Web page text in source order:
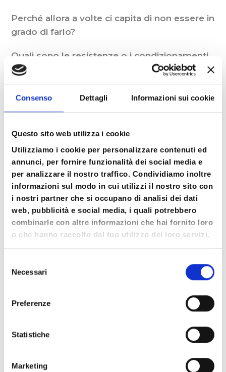
Consenso Dettagli Informazioni sui cookie
Questo sito web utilizza i cookie
Utilizziamo i cookie per personalizzare contenuti ed
annunci, per fornire funzionalità dei social media e
per analizzare il nostro traffico. Condividiamo inoltre
informazioni sul modo in cui utilizzi il nostro sito con
i nostri partner che si occupano di analisi dei dati
web, pubblicità e social media, i quali potrebbero
combinarle con altre informazioni che hai fornito loro
o che hanno raccolto dal tuo utilizzo dei loro servizi.
delNecessari
Preferenze
Statistiche
Marketing
Perché allora a volte ci capita di non essere in
grado di farlo?
Quali sono le resistenze o i condizionamenti
che limitano la nostra capacità di auto-
affermazione?
imparare ad affermarmi di più? Con chi?
Quali parti di me vorrei si potessero
affermare di più?
In questa giornata desideriamo approfondire
questo tema con alcune proposte psico-
corporee che ci permetteranno di fare
auto-affermazione.
Condividi
Twitter LinkedIn